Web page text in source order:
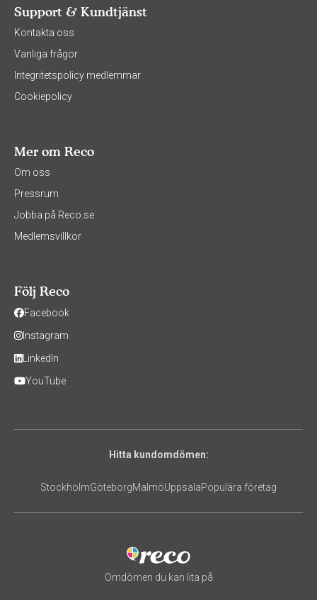
Support & Kundtjänst
Kontakta oss
Vanliga frågor
Integritetspolicy medlemmar
Cookiepolicy
Mer om Reco
Om oss
Pressrum
Jobba på Reco.se
Medlemsvillkor
Följ Reco
Facebook
Instagram
LinkedIn
YouTube
Hitta kundomdömen:
StockholmGöteborgMalmöUppsalaPopulära företag
Omdömen du kan lita på